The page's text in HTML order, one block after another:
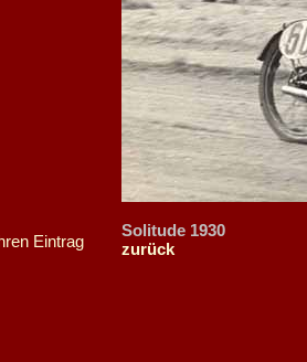
Eintrag
Solitude 1930
zurück